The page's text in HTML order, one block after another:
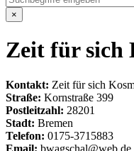
×
Zeit für sich
Kontakt: Zeit für sich
Straße: Kornstraße 399
Postleitzahl: 28201
Stadt: Bremen
Telefon: 0175-3715883
Email: bwagschal@web.de